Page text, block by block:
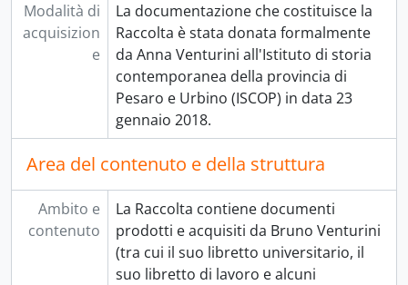
Modalità di
acquisizion
e
La documentazione che costituisce la
Raccolta è stata donata formalmente
da Anna Venturini all'Istituto di storia
contemporanea della provincia di
Pesaro e Urbino (ISCOP) in data 23
gennaio 2018.
Area del contenuto e della struttura
Ambito e
contenuto
La Raccolta contiene documenti
prodotti e acquisiti da Bruno Venturini
(tra cui il suo libretto universitario, il
suo libretto di lavoro e alcuni